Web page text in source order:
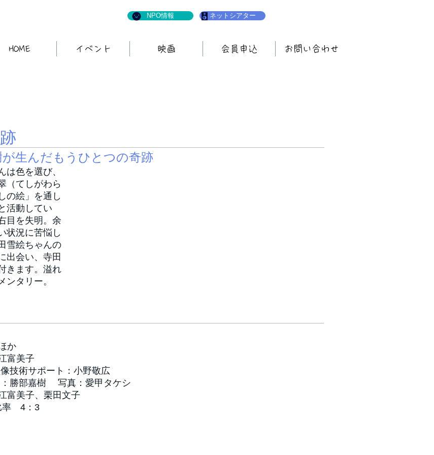
NPO情報 ネットシアター
HOME イベント 映画 会員申込 お問い合わせ
生んだもうひとつの奇跡
は色を選び、
（てしがわら
の絵」を通し
活動してい
目を失明。余
状況に苦悩し
雪絵ちゃんの
出会い、寺田
きます。溢れ
ンタリー。
か
富美子
技術サポート：小野敬広
勝部嘉樹 写真：愛甲タケシ
富美子、栗田文子
率 4：3